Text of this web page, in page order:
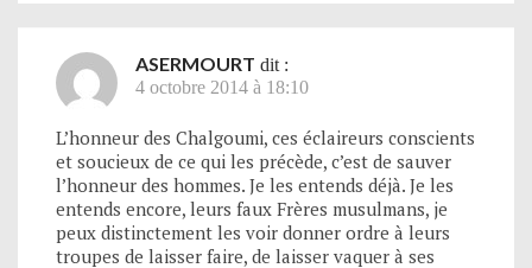
ASERMOURT dit :
4 octobre 2014 à 18:10
L’honneur des Chalgoumi, ces éclaireurs conscients
et soucieux de ce qui les précède, c’est de sauver
l’honneur des hommes. Je les entends déjà. Je les
entends encore, leurs faux Frères musulmans, je
peux distinctement les voir donner ordre à leurs
troupes de laisser faire, de laisser vaquer à ses